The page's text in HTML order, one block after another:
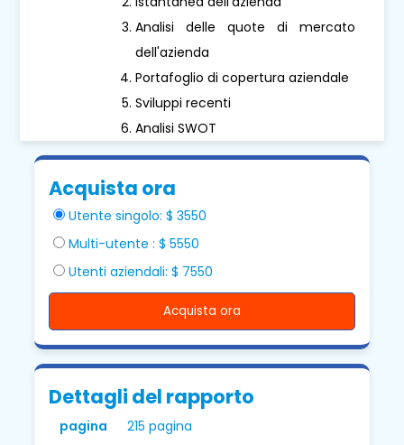
Analisi delle quote di mercato
dell'azienda
Portafoglio di copertura aziendale
Sviluppi recenti
Analisi SWOT
Acquista ora
Utente singolo: $ 3550
Multi-utente : $ 5550
Utenti aziendali: $ 7550
Acquista ora
Dettagli del rapporto
pagina
215 pagina